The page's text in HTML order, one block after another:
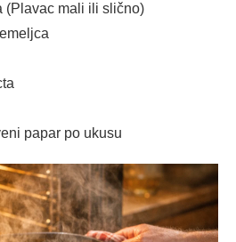
(Plavac mali ili slično)
papar po ukusu